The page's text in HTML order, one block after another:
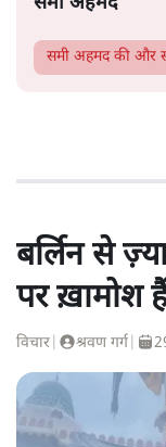
समी अहमदकी और
बर्लिन से
पर ख़ामोश
विचार श्रवण गर्ग